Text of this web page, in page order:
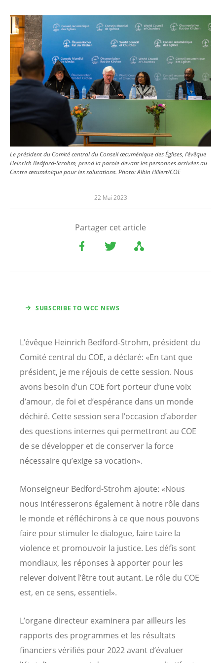
Image
Le président du Comité central du Conseil œcuménique des Églises, l’évêque
Heinrich Bedford-Strohm, prend la parole devant les personnes arrivées au
Centre œcuménique pour les salutations. Photo:Albin Hillert/COE
22 Mai 2023
Partager cet article
SUBSCRIBE TO WCC NEWS
L’évêque Heinrich Bedford-Strohm, président du
Comité central du COE, a déclaré: «En tant que
président, je me réjouis de cette session. Nous
avons besoin d’un COE fort porteur d’une voix
d’amour, de foi et d’espérance dans un monde
déchiré. Cette session sera l’occasion d’aborder
des questions internes qui permettront au COE
de se développer et de conserver la force
nécessaire qu’exige sa vocation».
Monseigneur Bedford-Strohm ajoute: «Nous
nous intéresserons également à notre rôle dans
le monde et réfléchirons à ce que nous pouvons
faire pour stimuler le dialogue, faire taire la
violence et promouvoir la justice. Les défis sont
mondiaux, les réponses à apporter pour les
relever doivent l’être tout autant. Le rôle du COE
est, en ce sens, essentiel».
L’organe directeur examinera par ailleurs les
rapports des programmes et les résultats
financiers vérifiés pour 2022 avant d’évaluer